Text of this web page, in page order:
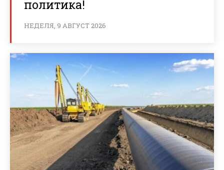
политика!
НЕДЕЛЯ, 9 АВГУСТ 2026